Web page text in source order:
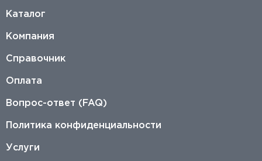
Каталог
Компания
Справочник
Оплата
Вопрос-ответ (FAQ)
Политика конфиденциальности
Услуги